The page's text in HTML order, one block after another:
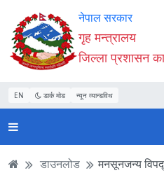
Accessibility
Mode
सुरु
गर्नुहोस्
सामाग्री
पढ्नुहाेस्
नेभिगेसन
पढ्नुहाेस्
वेबसाइट
खोजमा
जानुहोस्
नेपाल सरकार
गृह मन्त्रालय
जिल्ला प्रशासन
EN डार्क मोड न्यून व्यान्डविथ
डाउनलोड मनसूनजन्य